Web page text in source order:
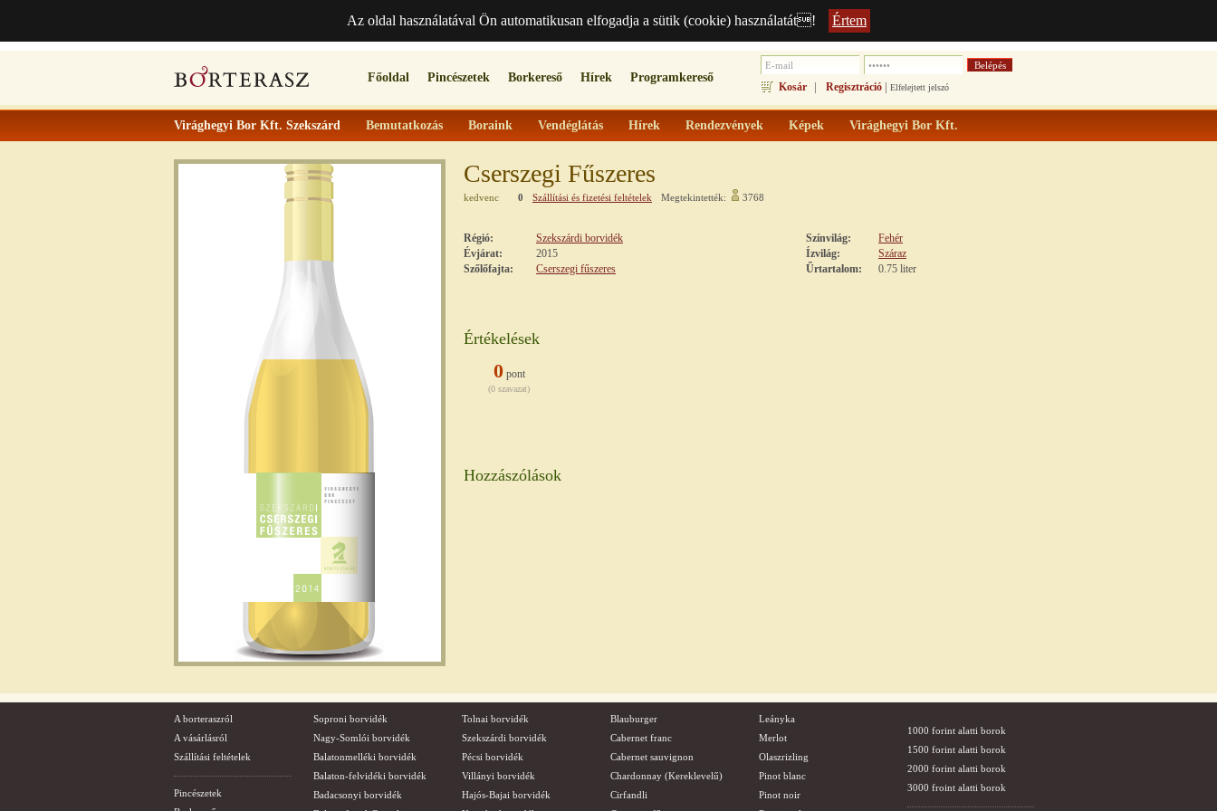
Az oldal használatával Ön automatikusan elfogadja a sütik (cookie) használatát! Értem
Főoldal Pincészetek Borkereső Hírek Programkereső
Kosár | Regisztráció | Elfelejtett jelszó
Virághegyi Bor Kft. Szekszárd Bemutatkozás Boraink Vendéglátás Hírek Rendezvények Képek Virághegyi Bor Kft.
Cserszegi Fűszeres
kedvenc 0 Szállítási és fizetési feltételek Megtekintették: 3768
Régió:
Szekszárdi borvidék
Évjárat:
2015
Szőlőfajta:
Cserszegi fűszeres
Színvilág:
Fehér
Ízvilág:
Száraz
Űrtartalom:
0.75 liter
Értékelések
0pont
(0 szavazat)
Hozzászólások
A borteraszról
A vásárlásról
Szállítási feltételek
Pincészetek
Soproni borvidék
Nagy-Somlói borvidék
Balatonmelléki borvidék
Balaton-felvidéki borvidék
Badacsonyi borvidék
Tolnai borvidék
Szekszárdi borvidék
Pécsi borvidék
Villányi borvidék
Hajós-Bajai borvidék
Blauburger
Cabernet franc
Cabernet sauvignon
Chardonnay (Kereklevelű)
Cirfandli
Leányka
Merlot
Olaszrizling
Pinot blanc
Pinot noir
1000 forint alatti borok
1500 forint alatti borok
2000 forint alatti borok
3000 froint alatti borok